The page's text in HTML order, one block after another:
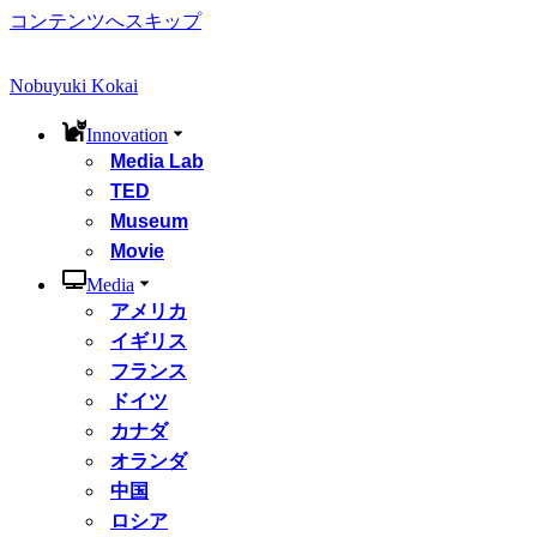
コンテンツへスキップ
Nobuyuki Kokai
Innovation
Media Lab
TED
Museum
Movie
Media
アメリカ
イギリス
フランス
ドイツ
カナダ
オランダ
中国
ロシア